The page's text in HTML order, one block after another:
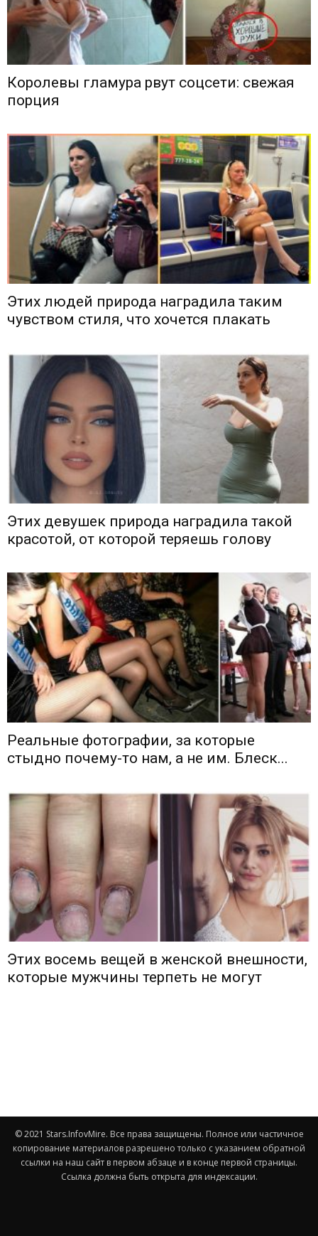
Королевы гламура рвут соцсети: свежая
порция
Этих людей природа наградила таким
чувством стиля, что хочется плакать
Этих девушек природа наградила такой
красотой, от которой теряешь голову
Реальные фотографии, за которые
стыдно почему-то нам, а не им. Блеск...
Этих восемь вещей в женской внешности,
которые мужчины терпеть не могут
© 2021 Stars.InfovMire. Все права защищены. Полное или частичное
копирование материалов разрешено только с указанием обратной
ссылки на наш сайт в первом абзаце и в конце первой страницы.
Ссылка должна быть открыта для индексации.